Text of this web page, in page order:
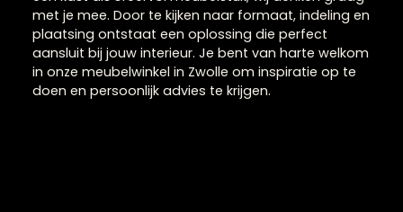
Bruine kasten zorgen voor een warme en
uitstraling in huis. Ze passen goed binnen
uiteenlopende woonstijlen, van modern tot
landelijk. In de showroom van Lounge Zwolle
je kasten in verschillende materialen en